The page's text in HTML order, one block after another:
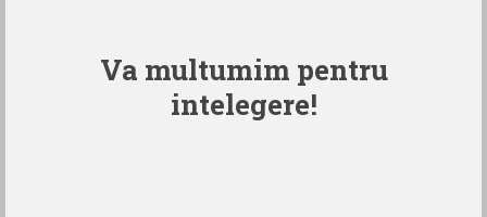
Va multumim pentru
intelegere!